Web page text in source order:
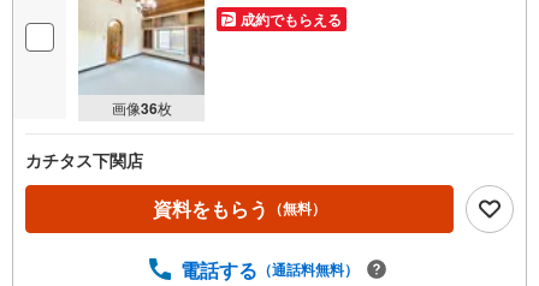
画像36枚
成約でもらえる
カチタス下関店
資料をもらう （無料）
電話する （通話料無料）